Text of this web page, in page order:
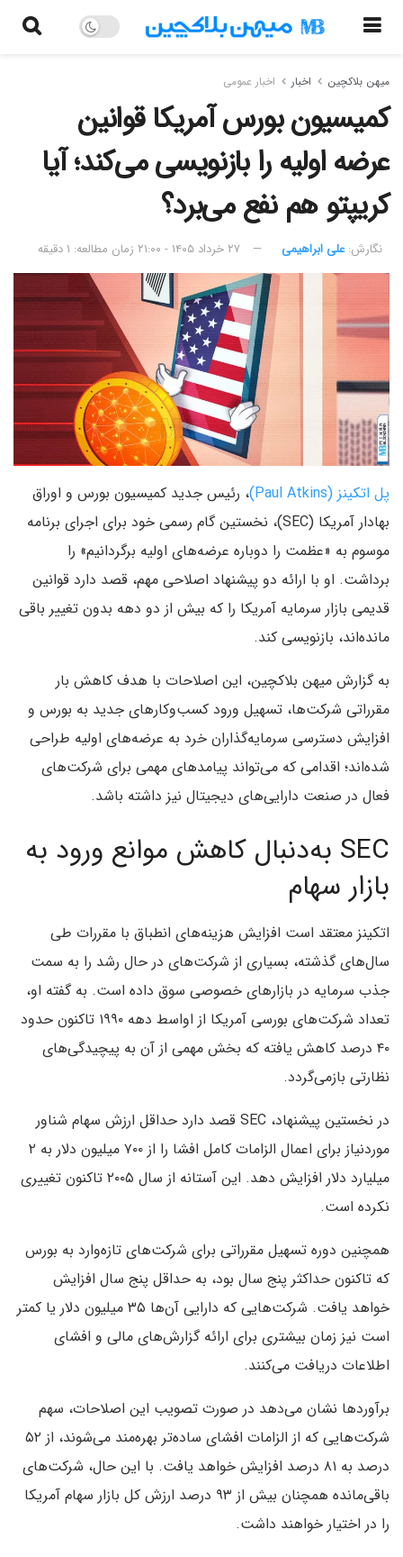
میهن بلاکچین اخبار اخبار عمومی
کمیسیون بورس آمریکا قوانین
عرضه اولیه را بازنویسی می‌کند؛ آیا
کریپتو هم نفع می‌برد؟
نگارش:‌ علی ابراهیمی ۲۷ خرداد ۱۴۰۵ - ۲۱:۰۰ زمان مطالعه: ۱ دقیقه
پل اتکینز (Paul Atkins)
، رئیس جدید کمیسیون بورس و اوراق
بهادار آمریکا (SEC)، نخستین گام رسمی خود برای اجرای برنامه
موسوم به «عظمت را دوباره عرضه‌های اولیه برگردانیم» را
برداشت. او با ارائه دو پیشنهاد اصلاحی مهم، قصد دارد قوانین
قدیمی بازار سرمایه آمریکا را که بیش از دو دهه بدون تغییر باقی
مانده‌اند، بازنویسی کند.
به گزارش میهن بلاکچین، این اصلاحات با هدف کاهش بار
مقرراتی شرکت‌ها، تسهیل ورود کسب‌وکارهای جدید به بورس و
افزایش دسترسی سرمایه‌گذاران خرد به عرضه‌های اولیه طراحی
شده‌اند؛ اقدامی که می‌تواند پیامدهای مهمی برای شرکت‌های
فعال در صنعت دارایی‌های دیجیتال نیز داشته باشد.
SEC به‌دنبال کاهش موانع ورود به
بازار سهام
اتکینز معتقد است افزایش هزینه‌های انطباق با مقررات طی
سال‌های گذشته، بسیاری از شرکت‌های در حال رشد را به سمت
جذب سرمایه در بازارهای خصوصی سوق داده است. به گفته او،
تعداد شرکت‌های بورسی آمریکا از اواسط دهه ۱۹۹۰ تاکنون حدود
۴۰ درصد کاهش یافته که بخش مهمی از آن به پیچیدگی‌های
نظارتی بازمی‌گردد.
در نخستین پیشنهاد، SEC قصد دارد حداقل ارزش سهام شناور
موردنیاز برای اعمال الزامات کامل افشا را از ۷۰۰ میلیون دلار به ۲
میلیارد دلار افزایش دهد. این آستانه از سال ۲۰۰۵ تاکنون تغییری
نکرده است.
همچنین دوره تسهیل مقرراتی برای شرکت‌های تازه‌وارد به بورس
که تاکنون حداکثر پنج سال بود، به حداقل پنج سال افزایش
خواهد یافت. شرکت‌هایی که دارایی آن‌ها ۳۵ میلیون دلار یا کمتر
است نیز زمان بیشتری برای ارائه گزارش‌های مالی و افشای
اطلاعات دریافت می‌کنند.
برآوردها نشان می‌دهد در صورت تصویب این اصلاحات، سهم
شرکت‌هایی که از الزامات افشای ساده‌تر بهره‌مند می‌شوند، از ۵۲
درصد به ۸۱ درصد افزایش خواهد یافت. با این حال، شرکت‌های
باقی‌مانده همچنان بیش از ۹۳ درصد ارزش کل بازار سهام آمریکا
را در اختیار خواهند داشت.